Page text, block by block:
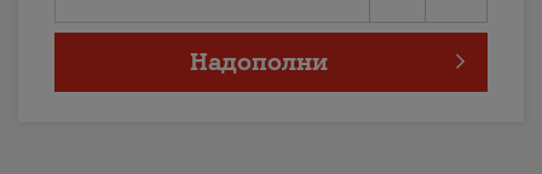
Надополни